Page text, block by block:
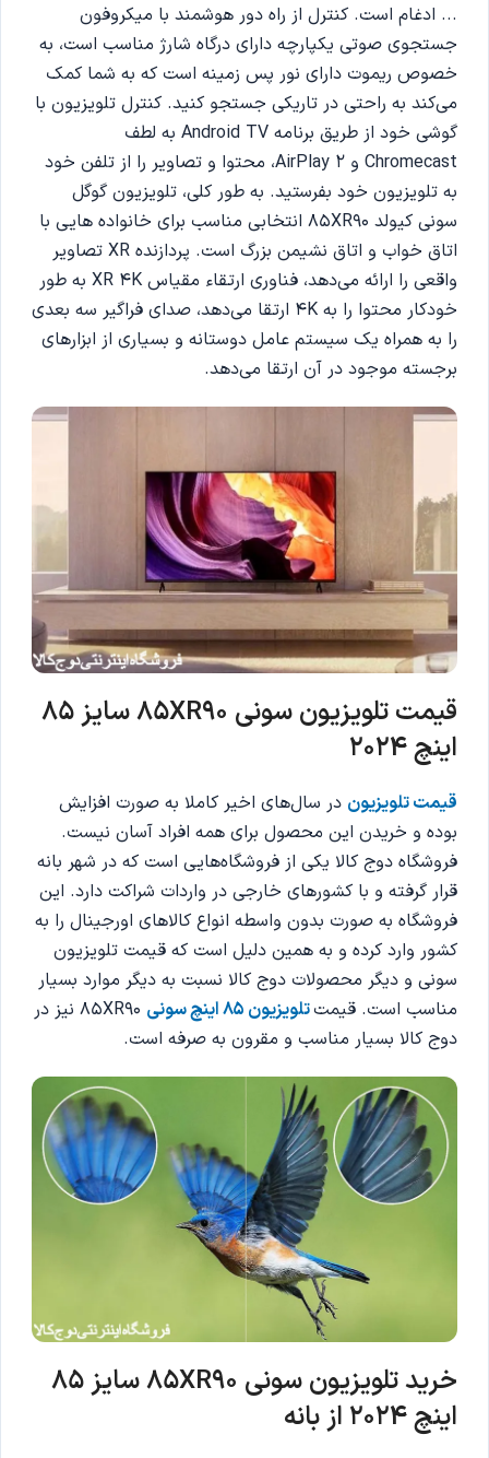
... ادغام است. کنترل از راه دور هوشمند با میکروفون
جستجوی صوتی یکپارچه دارای درگاه شارژ مناسب است، به
خصوص ریموت دارای نور پس زمینه است که به شما کمک
می‌کند به راحتی در تاریکی جستجو کنید. کنترل تلویزیون با
گوشی خود از طریق برنامه Android TV به لطف
Chromecast و AirPlay 2، محتوا و تصاویر را از تلفن خود
به تلویزیون خود بفرستید. به طور کلی، تلویزیون گوگل
سونی کیولد 85XR90 انتخابی مناسب برای خانواده هایی با
اتاق خواب و اتاق نشیمن بزرگ است. پردازنده XR تصاویر
واقعی را ارائه می‌دهد، فناوری ارتقاء مقیاس XR 4K به طور
خودکار محتوا را به 4K ارتقا می‌دهد، صدای فراگیر سه بعدی
را به همراه یک سیستم عامل دوستانه و بسیاری از ابزارهای
برجسته موجود در آن ارتقا می‌دهد.
قیمت تلویزیون سونی 85XR90 سایز 85
اینچ 2024
قیمت تلویزیون در سال‌های اخیر کاملا به صورت افزایش
بوده و خریدن این محصول برای همه افراد آسان نیست.
فروشگاه دوج کالا یکی از فروشگاه‌هایی است که در شهر بانه
قرار گرفته و با کشورهای خارجی در واردات شراکت دارد. این
فروشگاه به صورت بدون واسطه انواع کالاهای اورجینال را به
کشور وارد کرده و به همین دلیل است که قیمت تلویزیون
سونی و دیگر محصولات دوج کالا نسبت به دیگر موارد بسیار
مناسب است. قیمتتلویزیون 85 اینچ سونی
85XR90 نیز در
دوج کالا بسیار مناسب و مقرون به صرفه است.
خرید تلویزیون سونی 85XR90 سایز 85
اینچ 2024 از بانه